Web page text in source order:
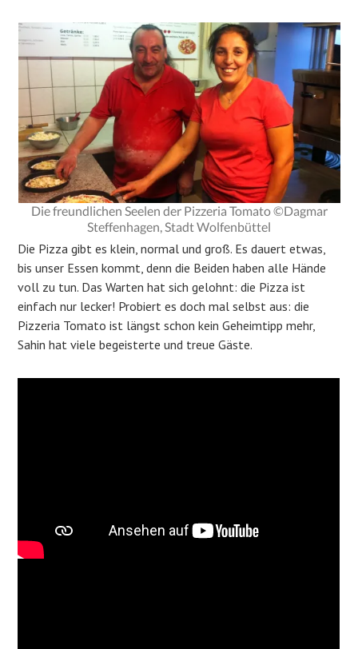
Die freundlichen Seelen der Pizzeria Tomato ©Dagmar
Steffenhagen, Stadt Wolfenbüttel
Die Pizza gibt es klein, normal und groß. Es dauert etwas,
bis unser Essen kommt, denn die Beiden haben alle Hände
voll zu tun. Das Warten hat sich gelohnt: die Pizza ist
einfach nur lecker! Probiert es doch mal selbst aus: die
Pizzeria Tomato ist längst schon kein Geheimtipp mehr,
Sahin hat viele begeisterte und treue Gäste.